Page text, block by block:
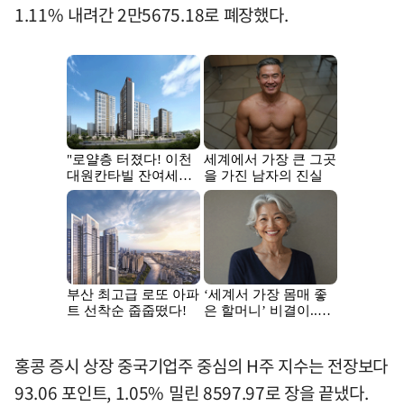
1.11% 내려간 2만5675.18로 폐장했다.
홍콩 증시 상장 중국기업주 중심의 H주 지수는 전장보다
93.06 포인트, 1.05% 밀린 8597.97로 장을 끝냈다.